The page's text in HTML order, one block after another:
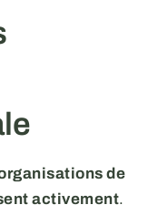
de
activement.